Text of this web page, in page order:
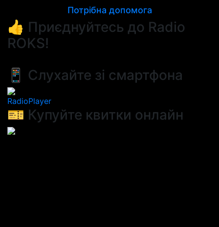
Потрібна допомога
👍 Приєднуйтесь до Radio
ROKS!
📱 Слухайте зі смартфона
RadioPlayer
🎫 Купуйте квитки онлайн